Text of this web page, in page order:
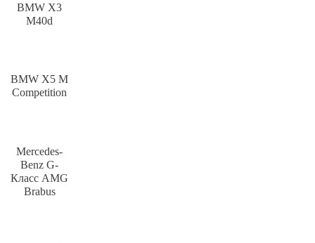
BMW X3
M40d
BMW X5 M
Competition
Mercedes-
Benz G-
Класс AMG
Brabus